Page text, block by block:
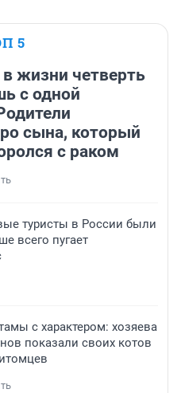
5
жизни четверть
с одной
сына, который
с раком
туристы в России были
всего пугает
с характером: хозяева
показали своих котов